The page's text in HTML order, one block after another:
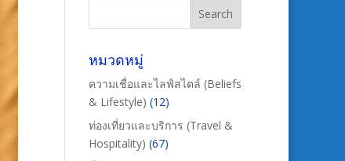
หมวดหมู่
ความเชื่อและไลฟ์สไตล์ (Beliefs
& Lifestyle) (12)
ท่องเที่ยวและบริการ (Travel &
Hospitality) (67)